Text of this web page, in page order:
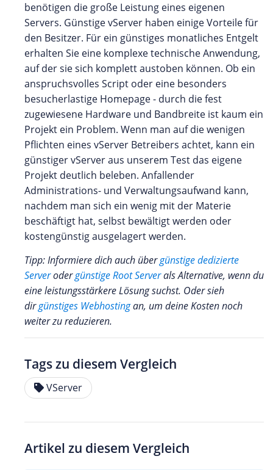
benötigen die große Leistung eines eigenen
Servers. Günstige vServer haben einige Vorteile für
den Besitzer. Für ein günstiges monatliches Entgelt
erhalten Sie eine komplexe technische Anwendung,
auf der sie sich komplett austoben können. Ob ein
anspruchsvolles Script oder eine besonders
besucherlastige Homepage - durch die fest
zugewiesene Hardware und Bandbreite ist kaum ein
Projekt ein Problem. Wenn man auf die wenigen
Pflichten eines vServer Betreibers achtet, kann ein
günstiger vServer aus unserem Test das eigene
Projekt deutlich beleben. Anfallender
Administrations- und Verwaltungsaufwand kann,
nachdem man sich ein wenig mit der Materie
beschäftigt hat, selbst bewältigt werden oder
kostengünstig ausgelagert werden.
Tipp: Informiere dich auch übergünstige dedizierte
Serverodergünstige Root Serverals Alternative, wenn du
eine leistungsstärkere Lösung suchst. Oder sieh
dirgünstiges Webhostingan, um deine Kosten noch
weiter zu reduzieren.
Tags zu diesem Vergleich
VServer
Artikel zu diesem Vergleich